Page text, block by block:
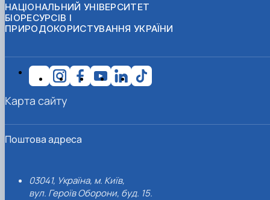
НАЦІОНАЛЬНИЙ УНІВЕРСИТЕТ
БІОРЕСУРСІВ І
ПРИРОДОКОРИСТУВАННЯ УКРАЇНИ
Поштова адреса
03041, Україна, м. Київ,
вул. Героїв Оборони, буд. 15.
Карта сайту